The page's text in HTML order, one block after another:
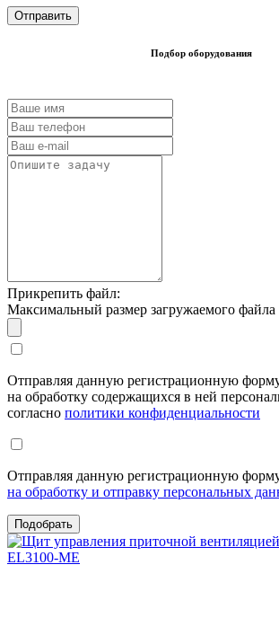
Подбор оборудования
Прикрепить файл:
Максимальный размер загружаемого
Отправляя данную регистрационную
на обработку содержащихся в ней
согласно политики конфиденциальности
Отправляя данную регистрационную
на обработку и отправку персональных